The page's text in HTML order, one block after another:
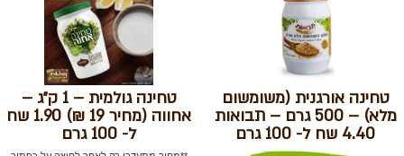
טחינה אורגנית (משומשום
מלא) – 500 גרם – תבואות
4.40 שח ל- 100 גרם
טחינה גולמית – 1 ק״ג –
אחווה (מחיר 19 ₪) 1.90 שח
ל- 100 גרם